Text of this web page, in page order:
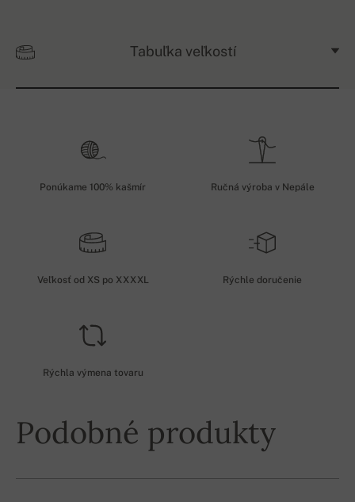
Tabuľka veľkostí
Ponúkame 100% kašmír Ručná výroba v Nepále
Veľkosť od XS po XXXXL Rýchle doručenie
Rýchla výmena tovaru
Podobné produkty